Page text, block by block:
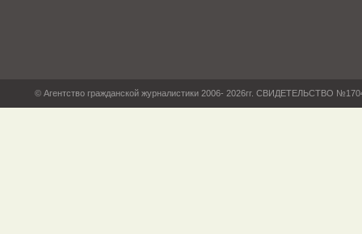
© Агентство гражданской журналистики 2006- 2026гг. СВИДЕТЕЛЬСТВО